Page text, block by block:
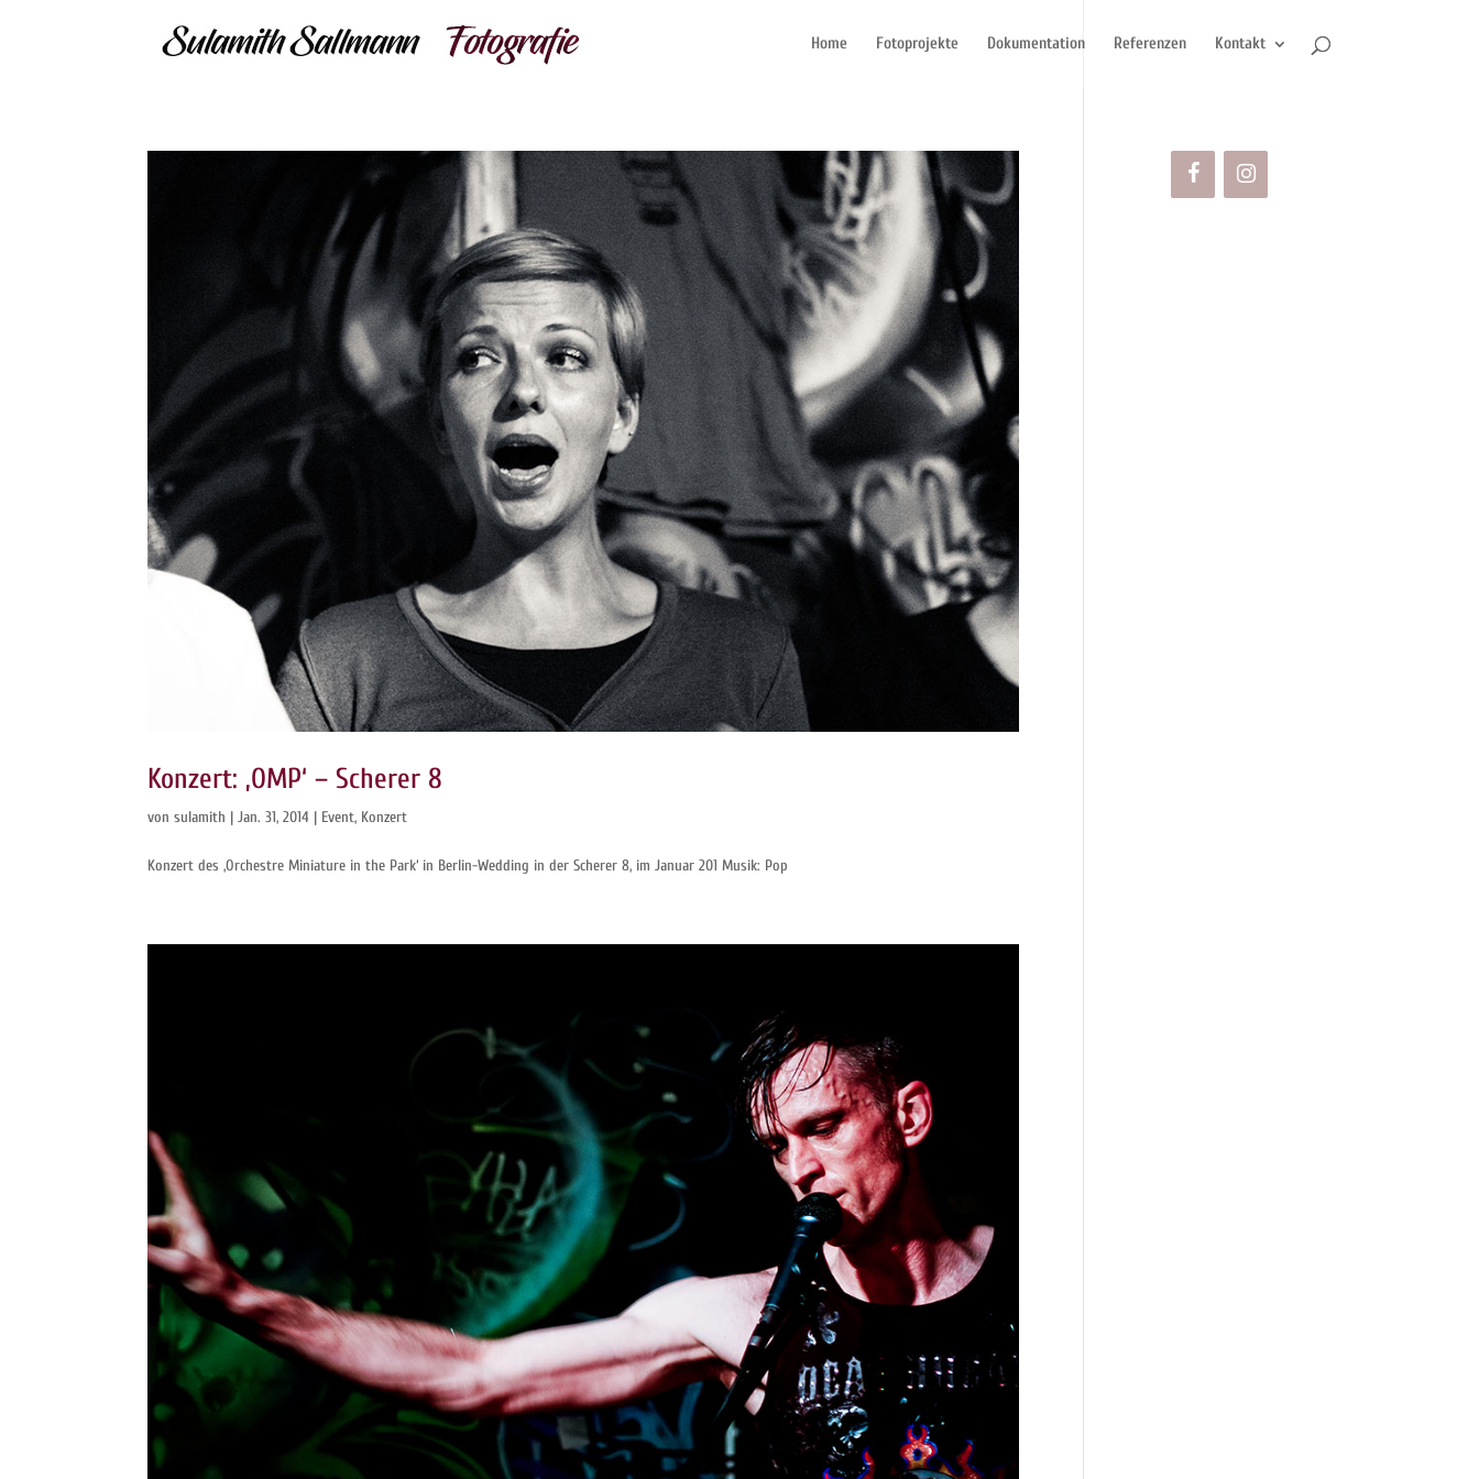
Home Fotoprojekte Dokumentation Referenzen Kontakt
Konzert: ‚OMP‘ – Scherer 8
vonsulamith |Jan. 31, 2014 | Event, Konzert
Konzert des ‚Orchestre Miniature in the Park‘ in Berlin-Wedding in der Scherer 8, im Januar 201 Musik: Pop